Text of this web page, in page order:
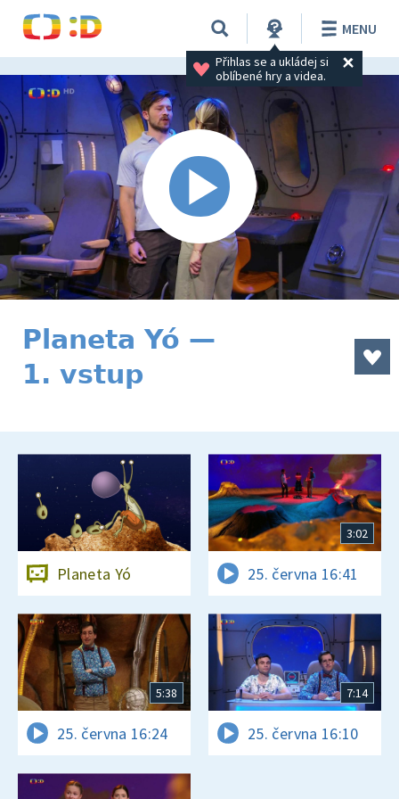
Přihlas se a ukládej si
oblíbené hry a videa.
MENU
Planeta Yó —
1. vstup
Planeta Yó
3:02
25. června 16:41
5:38
25. června 16:24
7:14
25. června 16:10